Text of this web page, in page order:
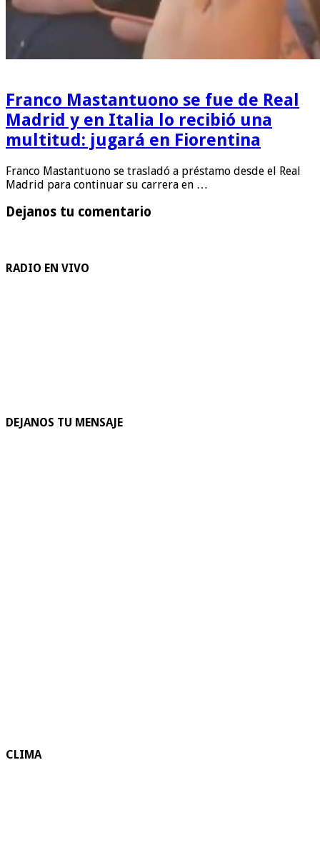
Franco Mastantuono se fue de Real
Madrid y en Italia lo recibió una
multitud: jugará en Fiorentina
Franco Mastantuono se trasladó a préstamo desde el Real
Madrid para continuar su carrera en …
Dejanos tu comentario
RADIO EN VIVO
DEJANOS TU MENSAJE
CLIMA